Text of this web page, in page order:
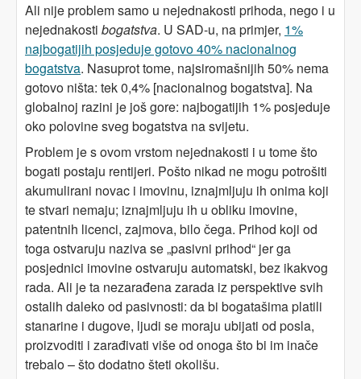
Ali nije problem samo u nejednakosti prihoda, nego i u
nejednakosti bogatstva. U SAD-u, na primjer, 1%
najbogatijih posjeduje gotovo 40% nacionalnog
bogatstva. Nasuprot tome, najsiromašnijih 50% nema
gotovo ništa: tek 0,4% [nacionalnog bogatstva]. Na
globalnoj razini je još gore: najbogatijih 1% posjeduje
oko polovine sveg bogatstva na svijetu.
Problem je s ovom vrstom nejednakosti i u tome što
bogati postaju rentijeri. Pošto nikad ne mogu potrošiti
akumulirani novac i imovinu, iznajmljuju ih onima koji
te stvari nemaju; iznajmljuju ih u obliku imovine,
patentnih licenci, zajmova, bilo čega. Prihod koji od
toga ostvaruju naziva se „pasivni prihod“ jer ga
posjednici imovine ostvaruju automatski, bez ikakvog
rada. Ali je ta nezarađena zarada iz perspektive svih
ostalih daleko od pasivnosti: da bi bogatašima platili
stanarine i dugove, ljudi se moraju ubijati od posla,
proizvoditi i zarađivati više od onoga što bi im inače
trebalo – što dodatno šteti okolišu.